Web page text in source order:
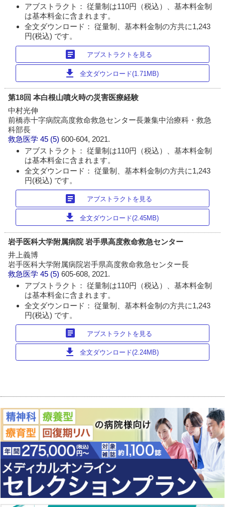
アブストラクト： 従量制は110円（税込）、基本料金制
は基本料金に含まれます。
全文ダウンロード： 従量制、基本料金制の方共に1,243
円(税込) です。
article アブストラクトを見る
download 全文ダウンロード(1.71MB)
第18回 本白根山噴火時の災害医療経験
中村光伸
前橋赤十字病院高度救命救急センター長兼集中治療科・救急
科部長
救急医学 45 (5)600-604, 2021.
アブストラクト： 従量制は110円（税込）、基本料金制
は基本料金に含まれます。
全文ダウンロード： 従量制、基本料金制の方共に1,243
円(税込) です。
article アブストラクトを見る
download 全文ダウンロード(2.45MB)
岩手医科大学附属病院 岩手県高度救命救急センター
井上義博
岩手医科大学附属病院岩手県高度救命救急センター長
救急医学 45 (5)605-608, 2021.
アブストラクト： 従量制は110円（税込）、基本料金制
は基本料金に含まれます。
全文ダウンロード： 従量制、基本料金制の方共に1,243
円(税込) です。
article アブストラクトを見る
download 全文ダウンロード(2.24MB)